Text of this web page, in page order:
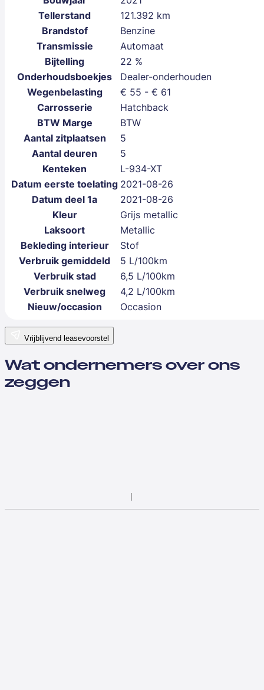
Tellerstand
121.392 km
Brandstof
Benzine
Transmissie
Automaat
Bijtelling
22 %
Onderhoudsboekjes
Dealer-onderhouden
Wegenbelasting
€ 55 - € 61
Carrosserie
Hatchback
BTW Marge
BTW
Aantal zitplaatsen
5
Aantal deuren
5
Kenteken
L-934-XT
Datum eerste toelating 2021-08-26
Datum deel 1a
2021-08-26
Kleur
Grijs metallic
Laksoort
Metallic
Bekleding interieur
Stof
Verbruik gemiddeld
5 L/100km
Verbruik stad
6,5 L/100km
Verbruik snelweg
4,2 L/100km
Nieuw/occasion
Occasion
Vrijblijvend leasevoorstel
Wat ondernemers over ons
zeggen